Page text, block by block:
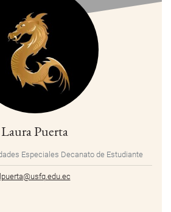
Laura Puerta
Especiales Decanato de Estudiante
lpuerta@usfq.edu.ec